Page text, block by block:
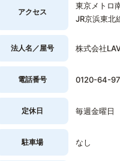
アクセス
東京メトロ
JR京浜東北
法人名／屋号 株式会社
電話番号 0120-64-
定休日 毎週金曜日
駐車場 なし